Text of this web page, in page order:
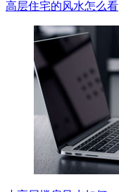
高层住宅的风水怎么看